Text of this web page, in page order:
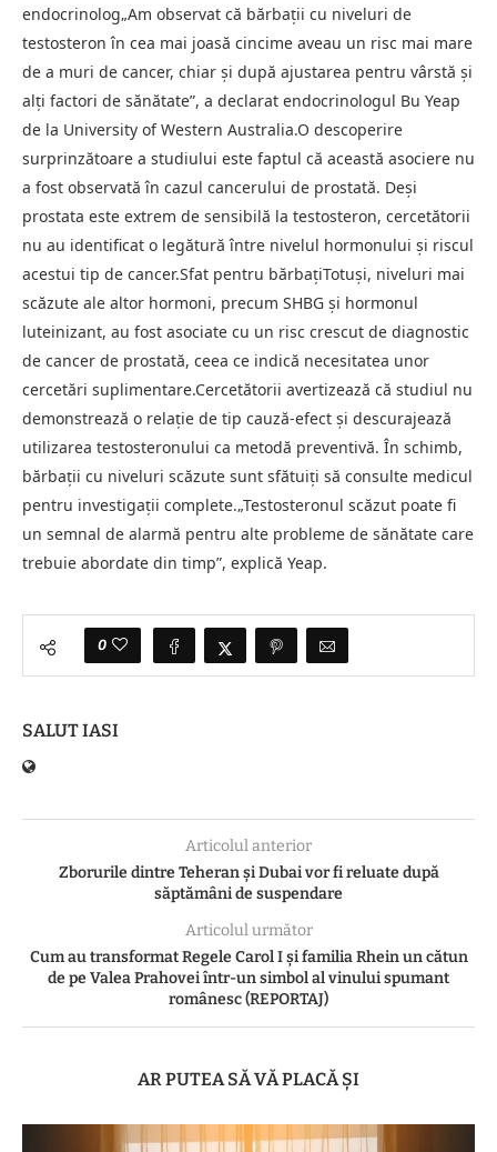
endocrinolog„Am observat că bărbații cu niveluri de
testosteron în cea mai joasă cincime aveau un risc mai mare
de a muri de cancer, chiar și după ajustarea pentru vârstă și
alți factori de sănătate”, a declarat endocrinologul Bu Yeap
de la University of Western Australia.O descoperire
surprinzătoare a studiului este faptul că această asociere nu
a fost observată în cazul cancerului de prostată. Deși
prostata este extrem de sensibilă la testosteron, cercetătorii
nu au identificat o legătură între nivelul hormonului și riscul
acestui tip de cancer.Sfat pentru bărbațiTotuși, niveluri mai
scăzute ale altor hormoni, precum SHBG și hormonul
luteinizant, au fost asociate cu un risc crescut de diagnostic
de cancer de prostată, ceea ce indică necesitatea unor
cercetări suplimentare.Cercetătorii avertizează că studiul nu
demonstrează o relație de tip cauză-efect și descurajează
utilizarea testosteronului ca metodă preventivă. În schimb,
bărbații cu niveluri scăzute sunt sfătuiți să consulte medicul
pentru investigații complete.„Testosteronul scăzut poate fi
un semnal de alarmă pentru alte probleme de sănătate care
trebuie abordate din timp”, explică Yeap.
0
SALUT IASI
Articolul anterior
Zborurile dintre Teheran şi Dubai vor fi reluate după
săptămâni de suspendare
Articolul următor
Cum au transformat Regele Carol I și familia Rhein un cătun
de pe Valea Prahovei într-un simbol al vinului spumant
românesc (REPORTAJ)
AR PUTEA SĂ VĂ PLACĂ ȘI